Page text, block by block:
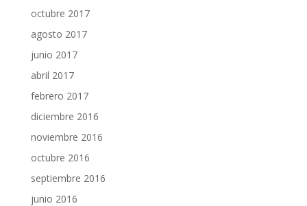
octubre 2017
agosto 2017
junio 2017
abril 2017
febrero 2017
diciembre 2016
noviembre 2016
octubre 2016
septiembre 2016
junio 2016